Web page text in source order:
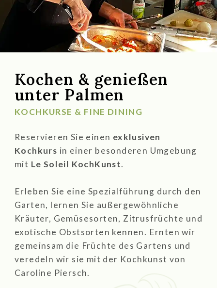
Kochen & genießen
unter Palmen
KOCHKURSE & FINE DINING
Reservieren Sie einen exklusiven
Kochkurs in einer besonderen Umgebung
mit Le Soleil KochKunst.
Erleben Sie eine Spezialführung durch den
Garten, lernen Sie außergewöhnliche
Kräuter, Gemüsesorten, Zitrusfrüchte und
exotische Obstsorten kennen. Ernten wir
gemeinsam die Früchte des Gartens und
veredeln wir sie mit der Kochkunst von
Caroline Piersch.